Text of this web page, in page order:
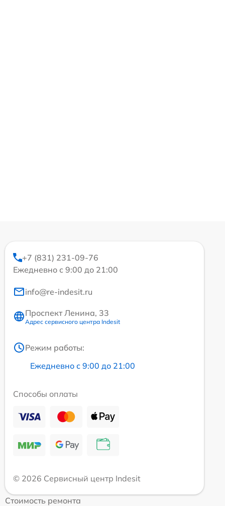
+7 (831) 231-09-76
Ежедневно с 9:00 до 21:00
info@re-indesit.ru
Проспект Ленина, 33
Адрес сервисного центра Indesit
Режим работы:
Ежедневно с 9:00 до 21:00
Способы оплаты
© 2026 Сервисный центр Indesit
Стоимость ремонта